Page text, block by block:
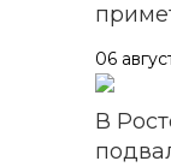
06
В